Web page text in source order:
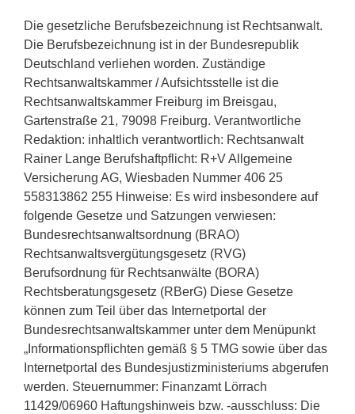
Die gesetzliche Berufsbezeichnung ist Rechtsanwalt.
Die Berufsbezeichnung ist in der Bundesrepublik
Deutschland verliehen worden. Zuständige
Rechtsanwaltskammer / Aufsichtsstelle ist die
Rechtsanwaltskammer Freiburg im Breisgau,
Gartenstraße 21, 79098 Freiburg. Verantwortliche
Redaktion: inhaltlich verantwortlich: Rechtsanwalt
Rainer Lange Berufshaftpflicht: R+V Allgemeine
Versicherung AG, Wiesbaden Nummer 406 25
558313862 255 Hinweise: Es wird insbesondere auf
folgende Gesetze und Satzungen verwiesen:
Bundesrechtsanwaltsordnung (BRAO)
Rechtsanwaltsvergütungsgesetz (RVG)
Berufsordnung für Rechtsanwälte (BORA)
Rechtsberatungsgesetz (RBerG) Diese Gesetze
können zum Teil über das Internetportal der
Bundesrechtsanwaltskammer unter dem Menüpunkt
„Informationspflichten gemäß § 5 TMG sowie über das
Internetportal des Bundesjustizministeriums abgerufen
werden. Steuernummer: Finanzamt Lörrach
11429/06960 Haftungshinweis bzw. -ausschluss: Die